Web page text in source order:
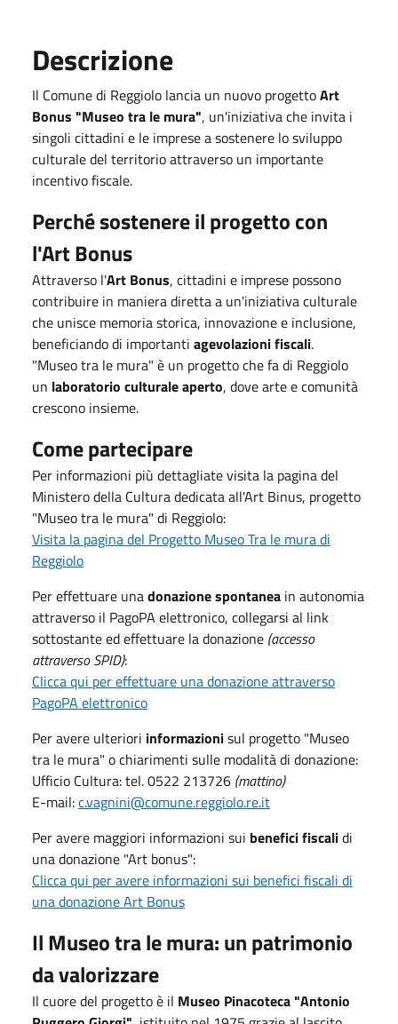
Descrizione
Il Comune di Reggiolo lancia un nuovo progettoArt
Bonus "Museo tra le mura", un'iniziativa che invita i
singoli cittadini e le imprese a sostenere lo sviluppo
culturale del territorio attraverso un importante
incentivo fiscale.
Perché sostenere il progetto con
l'Art Bonus
Attraverso l'Art Bonus, cittadini e imprese possono
contribuire in maniera diretta a un'iniziativa culturale
che unisce memoria storica, innovazione e inclusione,
beneficiando di importanti agevolazioni fiscali.
"Museo tra le mura" è un progetto che fa di Reggiolo
un laboratorio culturale aperto, dove arte e comunità
crescono insieme.
Come partecipare
Per informazioni più dettagliate visita la pagina del
Ministero della Cultura dedicata all'Art Binus, progetto
"Museo tra le mura" di Reggiolo:
Visita la pagina del Progetto Museo Tra le mura di
Reggiolo
Per effettuare unadonazione spontanea in autonomia
attraverso il PagoPA elettronico, collegarsi al link
sottostante ed effettuare la donazione (accesso
attraverso SPID):
Clicca qui per effettuare una donazione attraverso
PagoPA elettronico
Per avere ulteriori informazionisul progetto "Museo
tra le mura" o chiarimenti sulle modalità di donazione:
Ufficio Cultura: tel. 0522 213726 (mattino)
E-mail:c.vagnini@comune.reggiolo.re.it
Per avere maggiori informazioni sui benefici fiscalidi
una donazione "Art bonus":
Clicca qui per avere informazioni sui benefici fiscali di
una donazione Art Bonus
Il Museo tra le mura: un patrimonio
da valorizzare
Il cuore del progetto è il Museo Pinacoteca "Antonio